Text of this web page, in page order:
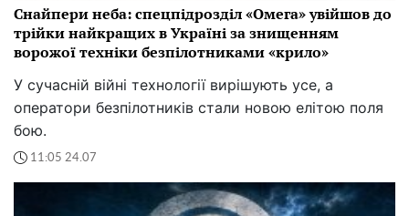
Снайпери неба: спецпідрозділ «Омега» увійшов до
трійки найкращих в Україні за знищенням
ворожої техніки безпілотниками «крило»
У сучасній війні технології вирішують усе, а
оператори безпілотників стали новою елітою поля
бою.
11:05 24.07